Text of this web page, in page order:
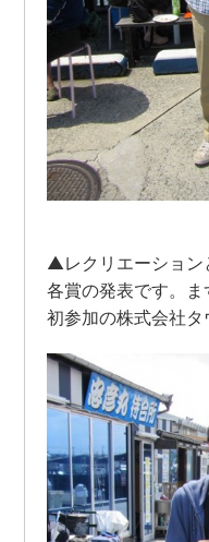
▲レクリエーション
各賞の発表です。ま
初参加の株式会社タ